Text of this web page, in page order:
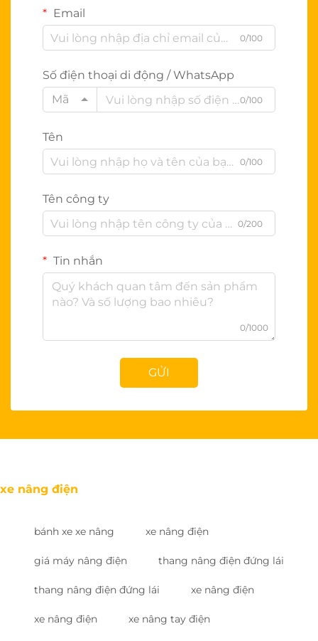
Email
0/100
Số điện thoại di động / WhatsApp
Mã
0/100
Tên
0/100
Tên công ty
0/200
Tin nhắn
0/1000
GỬI
xe nâng điện
bánh xe xe nâng xe nâng điện
giá máy nâng điện thang nâng điện đứng lái
thang nâng điện đứng lái xe nâng điện
xe nâng điện xe nâng tay điện